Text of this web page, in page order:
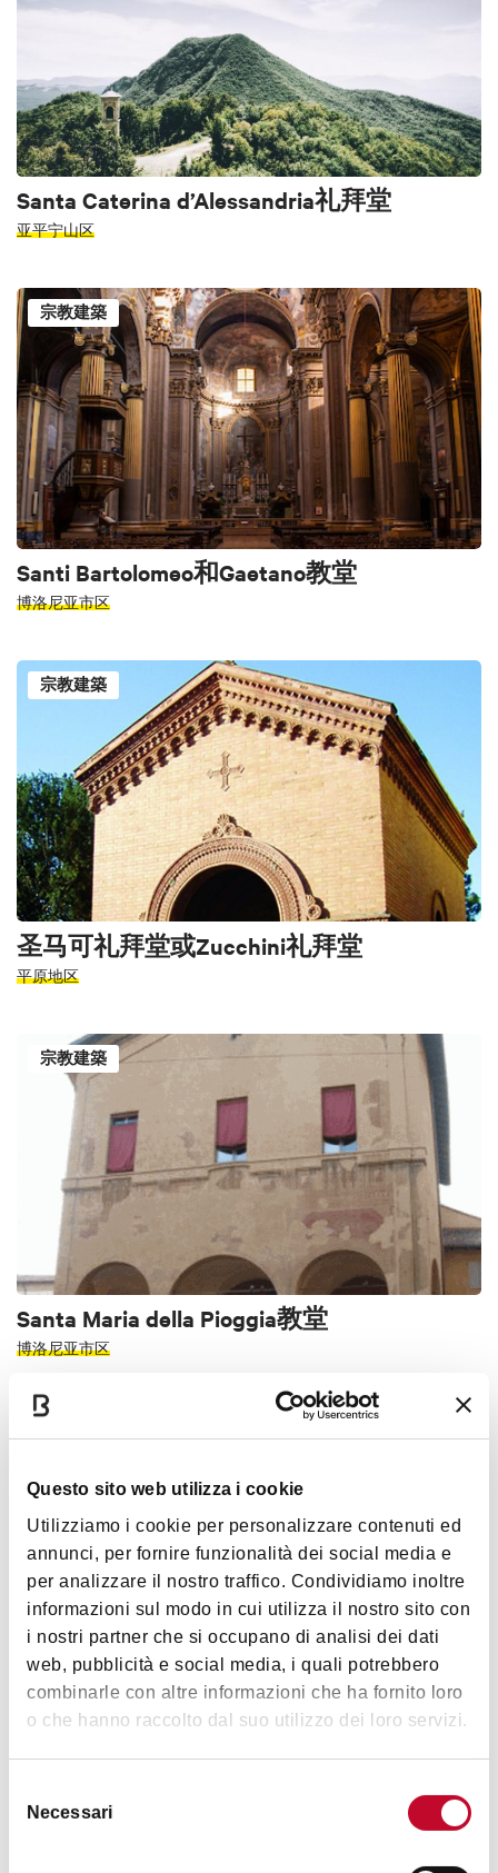
Questo sito web utilizza i cookie
Utilizziamo i cookie per personalizzare contenuti ed
annunci, per fornire funzionalità dei social media e
per analizzare il nostro traffico. Condividiamo inoltre
informazioni sul modo in cui utilizza il nostro sito con
i nostri partner che si occupano di analisi dei dati
web, pubblicità e social media, i quali potrebbero
combinarle con altre informazioni che ha fornito loro
o che hanno raccolto dal suo utilizzo dei loro servizi.
delNecessari
Santa Caterina d’Alessandria礼拜堂
亚平宁山区
宗教建築
Santi Bartolomeo和Gaetano教堂
博洛尼亚市区
宗教建築
圣马可礼拜堂或Zucchini礼拜堂
平原地区
宗教建築
Santa Maria della Pioggia教堂
博洛尼亚市区
圣母玛利亚访问教堂或Lame桥上教堂
博洛尼亚市区